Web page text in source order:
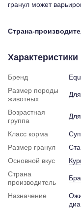
гранул может
Страна-
Характеристики
Бренд
Размер породы
животных
Возрастная
группа
Класс корма
Размер гранул
Основной вкус
Страна
производитель
Назначение